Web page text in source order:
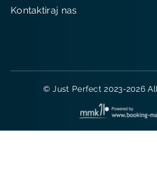
Kontaktiraj nas
© Just Perfect 2023-2026